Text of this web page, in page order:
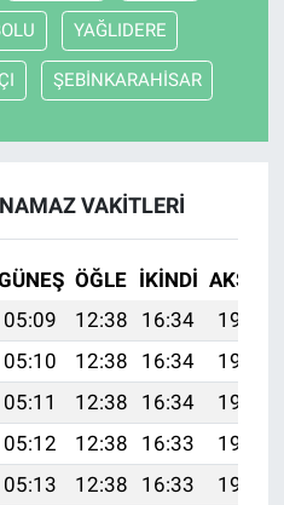
YAĞLIDERE
ŞEBİNKARAHİSAR
VAKITLERI
ÖĞLE İKINDI AKŞAM
05:09 12:38 16:34
19:57
05:10 12:38 16:34
19:56
05:11 12:38 16:34
19:55
05:12 12:38 16:33
19:55
05:13 12:38 16:33
19:54